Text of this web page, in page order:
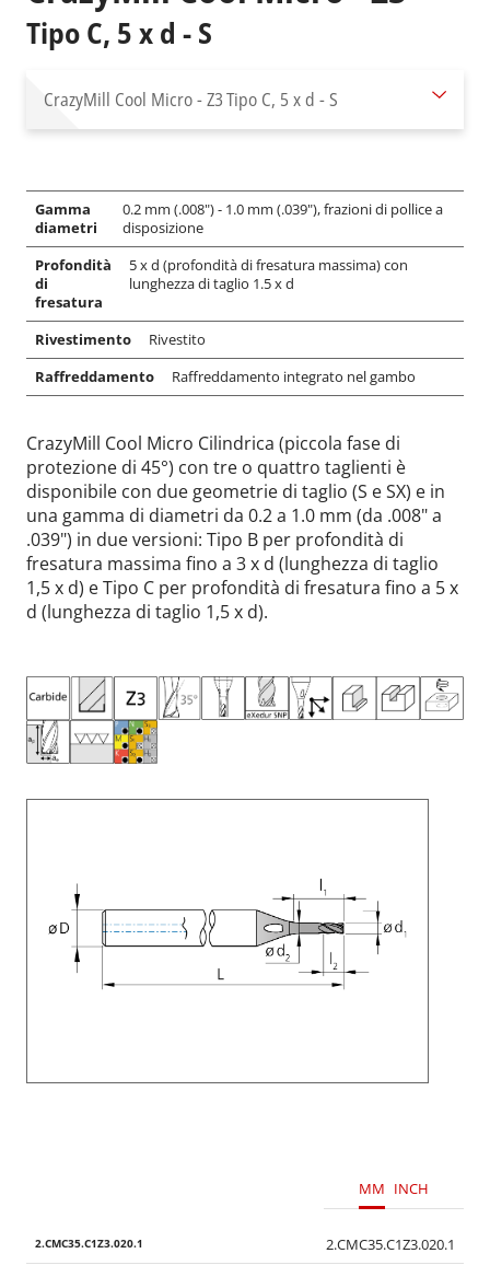
Tipo C, 5 x d - S
CrazyMill Cool Micro - Z3Tipo C, 5 x d - S
Gamma
diametri
0.2 mm (.008") - 1.0 mm (.039"), frazioni di pollice a
disposizione
Profondità
di
fresatura
5 x d (profondità di fresatura massima) con
lunghezza di taglio 1.5 x d
Rivestimento
Rivestito
Raffreddamento
Raffreddamento integrato nel gambo
CrazyMill Cool Micro Cilindrica (piccola fase di
protezione di 45°) con tre o quattro taglienti è
disponibile con due geometrie di taglio (S e SX) e in
una gamma di diametri da 0.2 a 1.0 mm (da .008" a
.039") in due versioni: Tipo B per profondità di
fresatura massima fino a 3 x d (lunghezza di taglio
1,5 x d) e Tipo C per profondità di fresatura fino a 5 x
d (lunghezza di taglio 1,5 x d).
MM INCH
2.CMC35.C1Z3.020.1